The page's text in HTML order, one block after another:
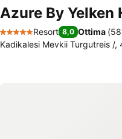
Azure By Yelken
5 Stelle
Resort 8,0 Ottima (
Kadikalesi Mevkii Turgutreis /,